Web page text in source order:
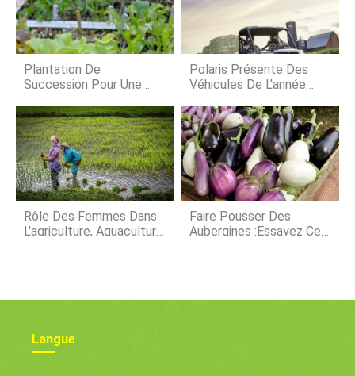
des propriétés dans les comtés de
Vermilion, dans lest de lIllinois,
champagne, et Douglas. Cétait lune
des plus grandes ventes aux
enchères que jaie jamais eues, en 54
ans
Plantation De
Succession Pour Une
Polaris Présente Des
Véhicules De L'année
Rôle Des Femmes Dans
L'agriculture, Aquaculture,
Faire Pousser Des
Aubergines :essayez Ces
Langue